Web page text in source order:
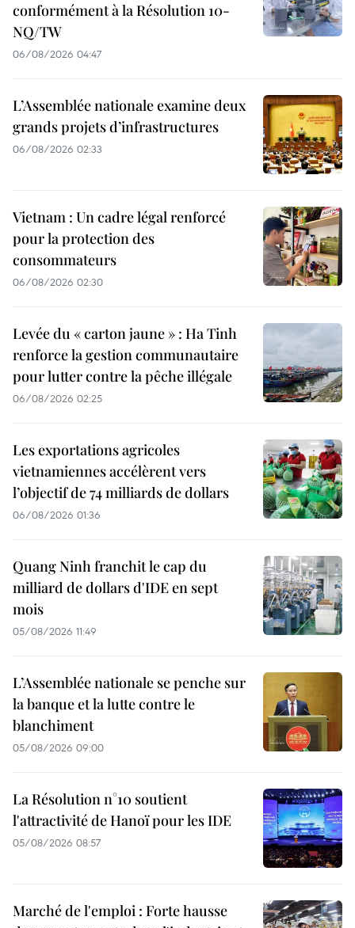
conformément à la Résolution 10-
NQ/TW
06/08/2026 04:47
L’Assemblée nationale examine deux
grands projets d’infrastructures
06/08/2026 02:33
Vietnam : Un cadre légal renforcé
pour la protection des
consommateurs
06/08/2026 02:30
Levée du « carton jaune » : Ha Tinh
renforce la gestion communautaire
pour lutter contre la pêche illégale
06/08/2026 02:25
Les exportations agricoles
vietnamiennes accélèrent vers
l’objectif de 74 milliards de dollars
06/08/2026 01:36
Quang Ninh franchit le cap du
milliard de dollars d'IDE en sept
mois
05/08/2026 11:49
L’Assemblée nationale se penche sur
la banque et la lutte contre le
blanchiment
05/08/2026 09:00
La Résolution n°10 soutient
l'attractivité de Hanoï pour les IDE
05/08/2026 08:57
Marché de l'emploi : Forte hausse